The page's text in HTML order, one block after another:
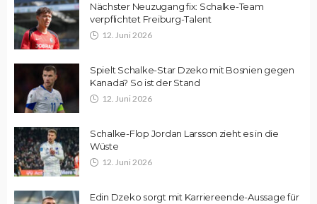
Nächster Neuzugang fix: Schalke-Team
verpflichtet Freiburg-Talent
12. Juni 2026
Spielt Schalke-Star Dzeko mit Bosnien gegen
Kanada? So ist der Stand
12. Juni 2026
Schalke-Flop Jordan Larsson zieht es in die
Wüste
12. Juni 2026
Edin Dzeko sorgt mit Karriereende-Aussage für